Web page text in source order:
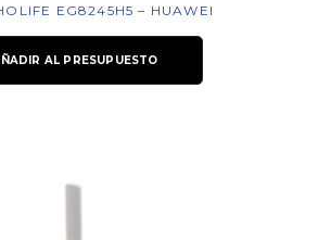
EG8245H5 – HUAWEI
AL PRESUPUESTO